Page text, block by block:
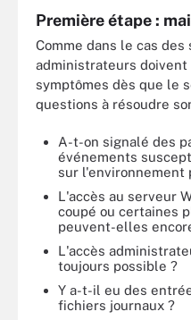
Première étape :
Comme dans le cas
administrateurs
symptômes dès que le
questions à résoudre
A-t-on signalé des
événements
sur l'environnement
L'accès au serveur
coupé ou certaines
peuvent-elles
L'accès
toujours possible ?
Y a-t-il eu des
fichiers journaux ?